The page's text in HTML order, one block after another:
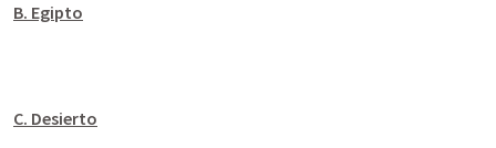
B. Egipto
C. Desierto